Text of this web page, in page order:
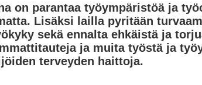
on parantaa työympäristöä ja
Lisäksi lailla pyritään
sekä ennalta ehkäistä ja
ja muita työstä ja
terveyden haittoja.